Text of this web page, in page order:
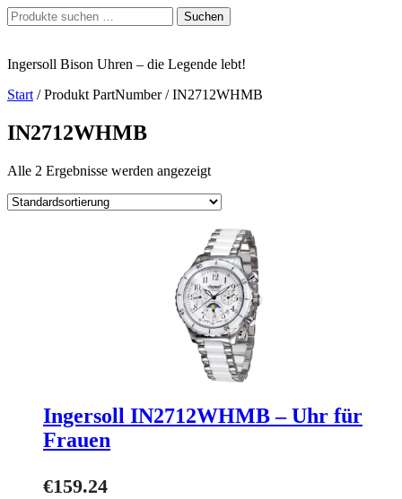
Zum
Inhalt
Suchen
nach:
Suchen
Ingersoll Bison Uhren – die Legende lebt!
Start / Produkt PartNumber / IN2712WHMB
IN2712WHMB
Alle 2 Ergebnisse werden angezeigt
Ingersoll IN2712WHMB – Uhr für
Frauen
€159.24